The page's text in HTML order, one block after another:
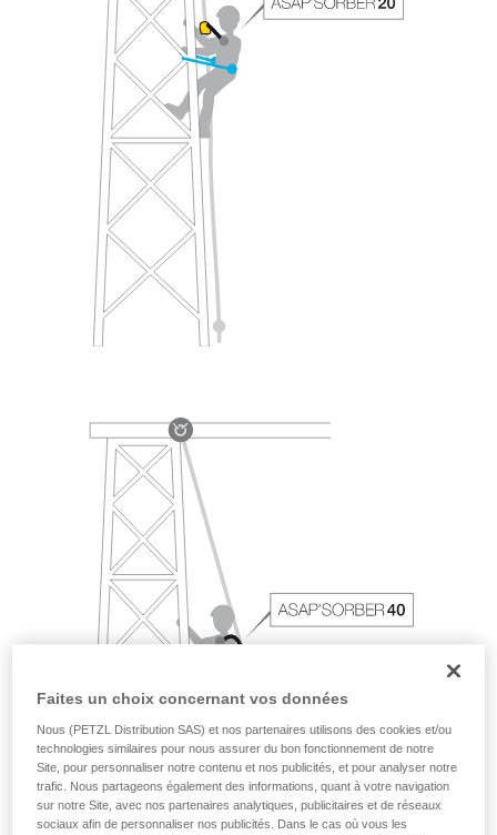
Faites un choix concernant vos données
Nous (PETZL Distribution SAS) et nos partenaires utilisons des cookies et/ou
technologies similaires pour nous assurer du bon fonctionnement de notre
Site, pour personnaliser notre contenu et nos publicités, et pour analyser notre
trafic. Nous partageons également des informations, quant à votre navigation
sur notre Site, avec nos partenaires analytiques, publicitaires et de réseaux
sociaux afin de personnaliser nos publicités. Dans le cas où vous les